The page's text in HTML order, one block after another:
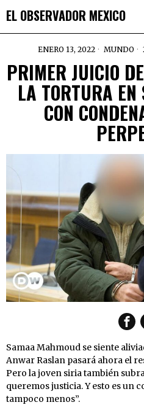
EL OBSERVADOR MEXICO
ENERO 13, 2022 MUNDO
PRIMER JUICIO
LA TORTURA
CON
Samaa Mahmoud se siente
Anwar Raslan pasará ahora el
Pero la joven siria también
queremos justicia. Y esto es un
tampoco menos”.